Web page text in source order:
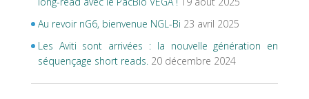
Au revoir nG6, bienvenue NGL-Bi 23 avril 2025
Les Aviti sont arrivées : la nouvelle génération en
séquençage short reads. 20 décembre 2024